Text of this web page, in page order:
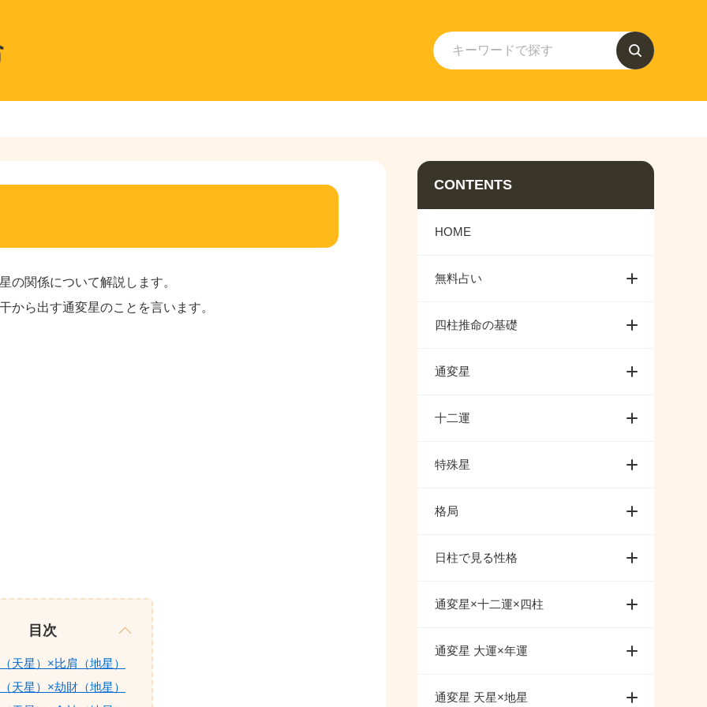
の関係について解説します。
から出す通変星のことを言います。
目次
天星）×比肩（地星）
天星）×劫財（地星）
CONTENTS
HOME
無料占い
四柱推命の基礎
通変星
十二運
特殊星
格局
日柱で見る性格
通変星×十二運×四柱
通変星 大運×年運
通変星 天星×地星